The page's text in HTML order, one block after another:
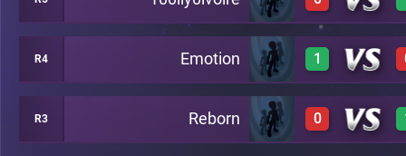
0 A10
0 A18
R4 Emotion 1
1 A24
R3 Reborn 0